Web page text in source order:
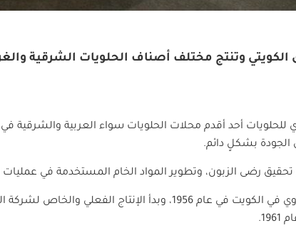
أحد أقدم محلات الحلويات سواء العربية والشرقية في
بشكلٍ دائم.
رضى الزبون، وتطوير المواد الخام المستخدمة في عمليات